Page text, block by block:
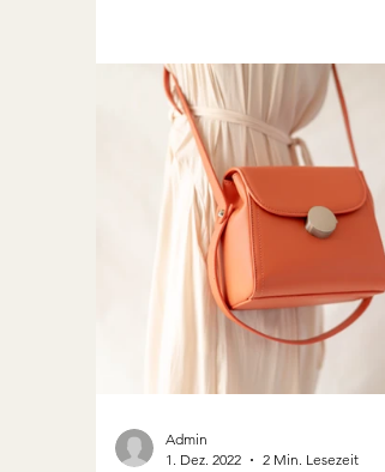
Admin
1. Dez. 2022
2 Min. Lesezeit